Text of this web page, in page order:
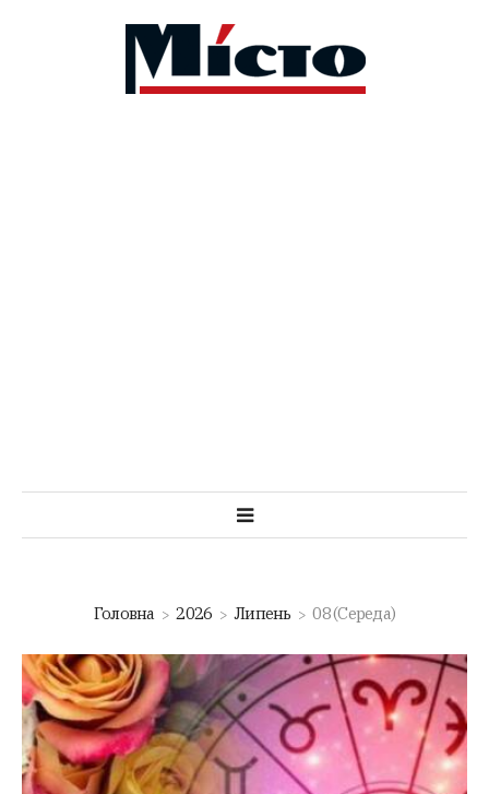
Головна 2026 Липень 08 (Середа)